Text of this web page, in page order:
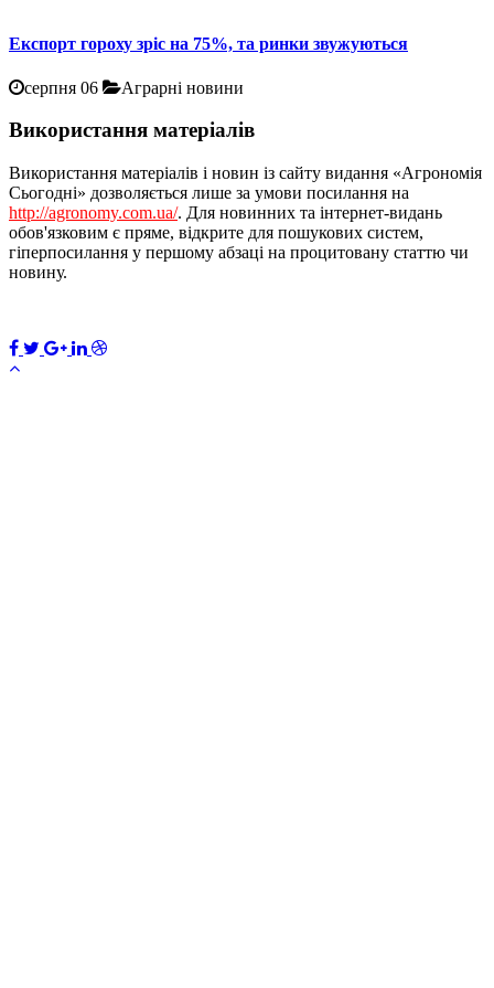
Експорт гороху зріс на 75%, та ринки звужуються
серпня 06 Аграрні новини
Використання матеріалів
Використання матеріалів і новин із сайту видання «Агрономія
Сьогодні» дозволяється лише за умови посилання на
http://agronomy.com.ua/. Для новинних та інтернет-видань
обов'язковим є пряме, відкрите для пошукових систем,
гіперпосилання у першому абзаці на процитовану статтю чи
новину.